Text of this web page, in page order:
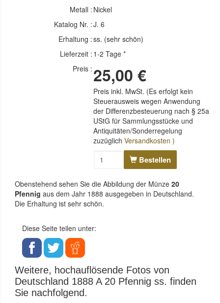
Metall : Nickel
Katalog Nr. :J. 6
Erhaltung :ss. (sehr schön)
Lieferzeit : 1-2 Tage *
Preis : 25,00 €
Preis inkl. MwSt. (Es erfolgt kein
Steuerausweis wegen Anwendung
der Differenzbesteuerung nach § 25a
UStG für Sammlungsstücke und
Antiquitäten/Sonderregelung
zuzüglichVersandkosten )
Bestellen
Obenstehend sehen Sie die Abbildung der Münze 20
Pfennig aus dem Jahr 1888 ausgegeben in Deutschland.
Die Erhaltung ist sehr schön.
Diese Seite teilen unter:
Weitere, hochauflösende Fotos von
Deutschland 1888 A 20 Pfennig ss. finden
Sie nachfolgend.